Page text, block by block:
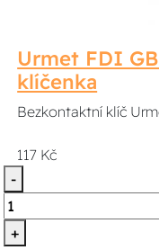
Urmet FDI
klíčenka
Bezkontaktní klíč
117 Kč
-
+